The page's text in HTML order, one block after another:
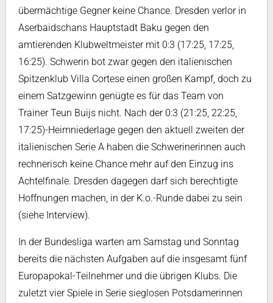
übermächtige Gegner keine Chance. Dresden verlor in
Aserbaidschans Hauptstadt Baku gegen den
amtierenden Klubweltmeister mit 0:3 (17:25, 17:25,
16:25). Schwerin bot zwar gegen den italienischen
Spitzenklub Villa Cortese einen großen Kampf, doch zu
einem Satzgewinn genügte es für das Team von
Trainer Teun Buijs nicht. Nach der 0:3 (21:25, 22:25,
17:25)-Heimniederlage gegen den aktuell zweiten der
italienischen Serie A haben die Schwerinerinnen auch
rechnerisch keine Chance mehr auf den Einzug ins
Achtelfinale. Dresden dagegen darf sich berechtigte
Hoffnungen machen, in der K.o.-Runde dabei zu sein
(siehe Interview).
In der Bundesliga warten am Samstag und Sonntag
bereits die nächsten Aufgaben auf die insgesamt fünf
Europapokal-Teilnehmer und die übrigen Klubs. Die
zuletzt vier Spiele in Serie sieglosen Potsdamerinnen